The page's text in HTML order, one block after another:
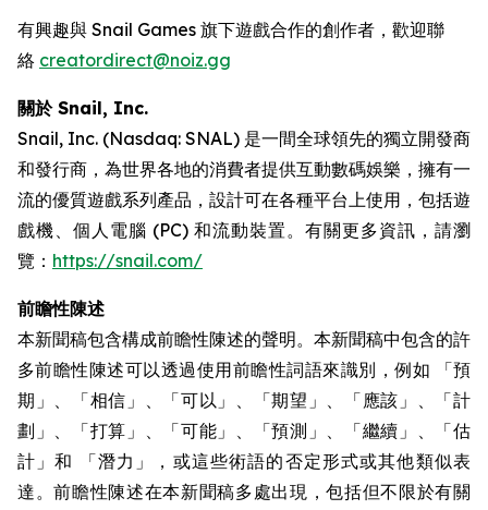
有興趣與 Snail Games 旗下遊戲合作的創作者，歡迎聯
絡 creatordirect@noiz.gg
關於 Snail, Inc.
Snail, Inc. (Nasdaq: SNAL) 是一間全球領先的獨立開發商
和發行商，為世界各地的消費者提供互動數碼娛樂，擁有一
流的優質遊戲系列產品，設計可在各種平台上使用，包括遊
戲機、個人電腦 (PC) 和流動裝置。有關更多資訊，請瀏
覽： https://snail.com/
前瞻性陳述
本新聞稿包含構成前瞻性陳述的聲明。本新聞稿中包含的許
多前瞻性陳述可以透過使用前瞻性詞語來識別，例如 「預
期」、「相信」、「可以」、「期望」、「應該」、「計
劃」、「打算」、「可能」、「預測」、「繼續」、「估
計」和 「潛力」，或這些術語的否定形式或其他類似表
達。前瞻性陳述在本新聞稿多處出現，包括但不限於有關